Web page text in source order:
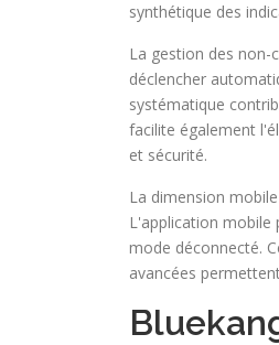
synthétique des
La gestion des
déclencher
systématique
facilite également
et sécurité.
La dimension
L'application mobile
mode déconnecté.
avancées